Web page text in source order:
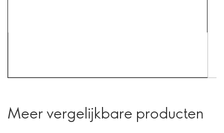
Meer vergelijkbare producten